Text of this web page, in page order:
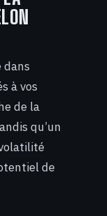
dans
à vos
de la
qu’un
de